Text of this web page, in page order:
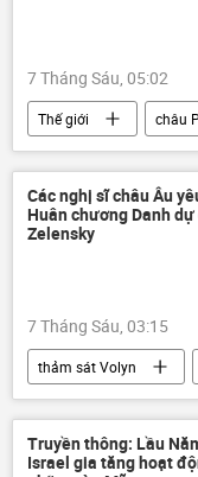
7 Tháng Sáu, 05:02
Thế giới châu
quan hệ
Nga
Các nghị sĩ châu Âu
Huân chương Danh
Zelensky
7 Tháng Sáu, 03:15
thảm sát Volyn
Châu Âu
Truyền thông: Lầu
Israel gia tăng hoạt